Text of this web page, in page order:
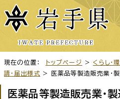
現在の位置： トップページ > くらし・
請・届出様式 > 医薬品等製造販売業・
医薬品等製造販売業・